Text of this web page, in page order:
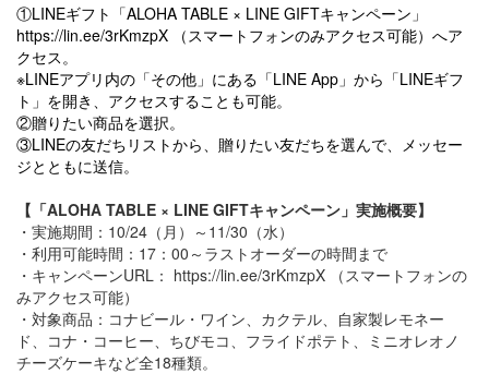
①LINEギフト「ALOHA TABLE × LINE GIFTキャンペーン」
https://lin.ee/3rKmzpX （スマートフォンのみアクセス可能）へア
クセス。
※LINEアプリ内の「その他」にある「LINE App」から「LINEギフ
ト」を開き、アクセスすることも可能。
②贈りたい商品を選択。
③LINEの友だちリストから、贈りたい友だちを選んで、メッセー
ジとともに送信。
【 「ALOHA TABLE × LINE GIFTキャンペーン」実施概要】
・実施期間：10/24（月）～11/30（水）
・利用可能時間：17：00～ラストオーダーの時間まで
・キャンペーンURL： https://lin.ee/3rKmzpX （スマートフォンの
みアクセス可能）
・対象商品：コナビール・ワイン、カクテル、自家製レモネー
ド、コナ・コーヒー、ちびモコ、フライドポテト、ミニオレオノ
チーズケーキなど全18種類。